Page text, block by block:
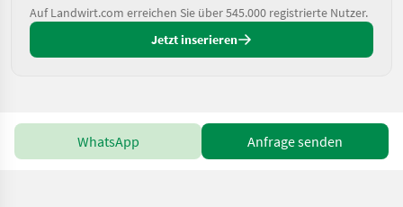
Auf Landwirt.com erreichen Sie über 545.000 registrierte Nutzer.
Jetzt inserieren
WhatsApp Anfrage senden